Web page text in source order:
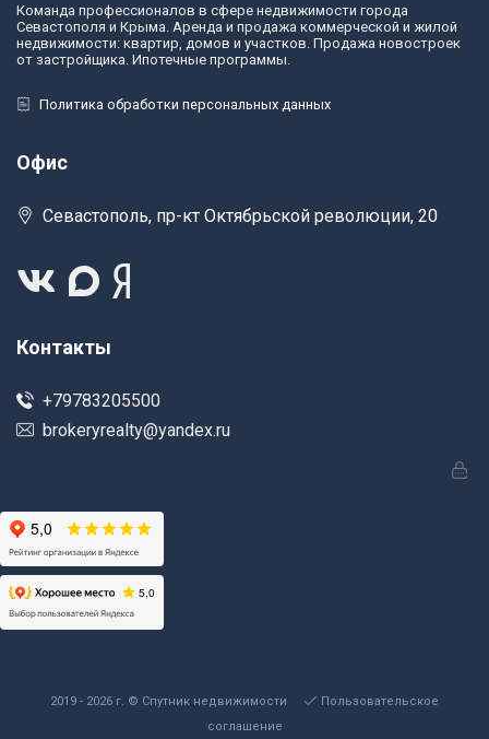
Команда профессионалов в сфере недвижимости города
Севастополя и Крыма. Аренда и продажа коммерческой и жилой
недвижимости: квартир, домов и участков. Продажа новостроек
от застройщика. Ипотечные программы.
Политика обработки персональных данных
Офис
Севастополь, пр-кт Октябрьской революции, 20
Контакты
+79783205500
brokeryrealty@yandex.ru
2019 - 2026 г. © Спутник недвижимости
Пользовательское
соглашение